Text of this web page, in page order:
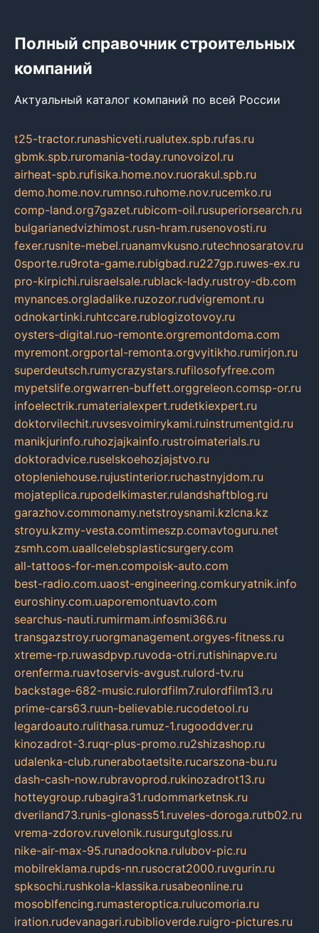
Полный справочник строительных
компаний
Актуальный каталог компаний по всей России
t25-tractor.runashicveti.rualutex.spb.rufas.ru
gbmk.spb.ruromania-today.runovoizol.ru
airheat-spb.rufisika.home.nov.ruorakul.spb.ru
demo.home.nov.rumnso.ruhome.nov.rucemko.ru
comp-land.org7gazet.rubicom-oil.rusuperiorsearch.ru
bulgarianedvizhimost.rusn-hram.rusenovosti.ru
fexer.rusnite-mebel.ruanamvkusno.rutechnosaratov.ru
0sporte.ru9rota-game.rubigbad.ru227gp.ruwes-ex.ru
pro-kirpichi.ruisraelsale.rublack-lady.rustroy-db.com
mynances.orgladalike.ruzozor.rudvigremont.ru
odnokartinki.ruhtccare.rublogizotovoy.ru
oysters-digital.ruo-remonte.orgremontdoma.com
myremont.orgportal-remonta.orgvyitikho.rumirjon.ru
superdeutsch.rumycrazystars.rufilosofyfree.com
mypetslife.orgwarren-buffett.orggreleon.comsp-or.ru
infoelectrik.rumaterialexpert.rudetkiexpert.ru
doktorvilechit.ruvsesvoimirykami.ruinstrumentgid.ru
manikjurinfo.ruhozjajkainfo.rustroimaterials.ru
doktoradvice.ruselskoehozjajstvo.ru
otopleniehouse.rujustinterior.ruchastnyjdom.ru
mojateplica.rupodelkimaster.rulandshaftblog.ru
garazhov.commonamy.netstroysnami.kzlcna.kz
stroyu.kzmy-vesta.comtimeszp.comavtoguru.net
zsmh.com.uaallcelebsplasticsurgery.com
all-tattoos-for-men.compoisk-auto.com
best-radio.com.uaost-engineering.comkuryatnik.info
euroshiny.com.uaporemontuavto.com
searchus-nauti.rumirmam.infosmi366.ru
transgazstroy.ruorgmanagement.orgyes-fitness.ru
xtreme-rp.ruwasdpvp.ruvoda-otri.rutishinapve.ru
orenferma.ruavtoservis-avgust.rulord-tv.ru
backstage-682-music.rulordfilm7.rulordfilm13.ru
prime-cars63.ruun-believable.rucodetool.ru
legardoauto.rulithasa.rumuz-1.rugooddver.ru
kinozadrot-3.ruqr-plus-promo.ru2shizashop.ru
udalenka-club.runerabotaetsite.rucarszona-bu.ru
dash-cash-now.rubravoprod.rukinozadrot13.ru
hotteygroup.rubagira31.rudommarketnsk.ru
dveriland73.runis-glonass51.ruveles-doroga.rutb02.ru
vrema-zdorov.ruvelonik.rusurgutgloss.ru
nike-air-max-95.runadookna.rulubov-pic.ru
mobilreklama.rupds-nn.rusocrat2000.ruvgurin.ru
spksochi.rushkola-klassika.rusabeonline.ru
mosoblfencing.rumasteroptica.rulucomoria.ru
iration.rudevanagari.rubiblioverde.ruigro-pictures.ru